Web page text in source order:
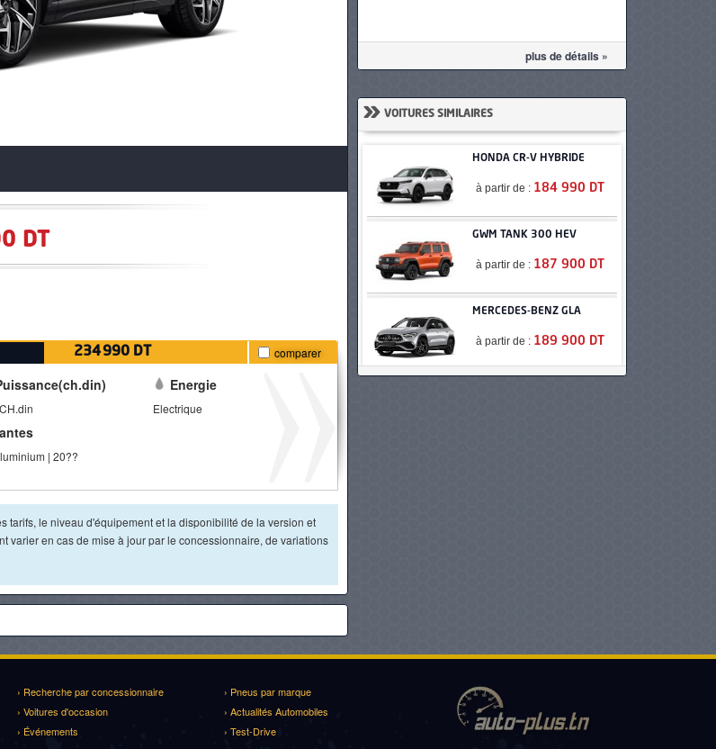
DT
comparer
234 990 DT
Energie
Electrique
| 20??
tarifs, le niveau d'équipement et la disponibilité de la version et
varier en cas de mise à jour par le concessionnaire, de variations
plus de détails »
» VOITURES SIMILAIRES
HONDA CR-V HYBRIDE
à partir de : 184 990 DT
GWM TANK 300 HEV
à partir de : 187 900 DT
MERCEDES-BENZ GLA
à partir de : 189 900 DT
TOYOTA RAV 4 HYBRIDE
à partir de :204 800 DT
› Recherche par concessionnaire
› Pneus par marque
› Voitures d'occasion
› Actualités Automobiles
› Événements
› Test-Drive